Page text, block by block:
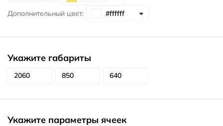
Дополнительный цвет:
Укажите габариты
Укажите параметры ячеек